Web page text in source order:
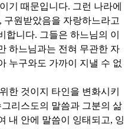
기 때문입니다. 그런 나라에
, 구원받았음을 자랑하느라고
합니다. 그들은 하느님의 이
하느님과는 전혀 무관한 자
누구와도 가까이 지낼 수 없
한 것이지 타인을 변화시키
그리스도의 말씀과 그분의 삶
내 안에 말씀이 잉태되고, 잉